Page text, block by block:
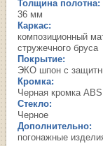
Толщина полотна:
36 мм
Каркас:
композиционный
стружечного бруса
Покрытие:
ЭКО шпон с
Кромка:
Черная кромка ABS
Стекло:
Черное
Дополнительно:
погонажные